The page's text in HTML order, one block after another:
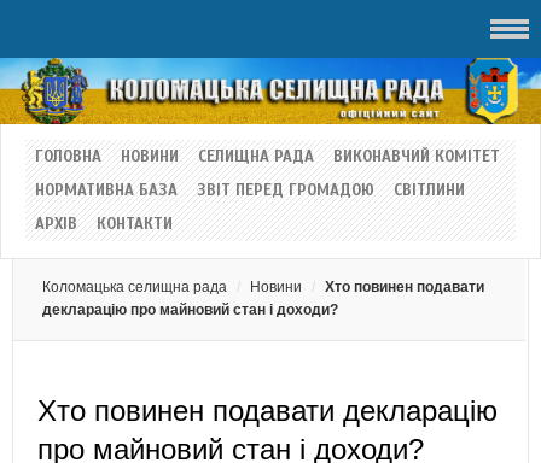
ГОЛОВНА НОВИНИ СЕЛИЩНА РАДА
ВИКОНАВЧИЙ КОМІТЕТ
НОРМАТИВНА БАЗА
ЗВІТ ПЕРЕД ГРОМАДОЮ
СВІТЛИНИ
АРХІВ
КОНТАКТИ
Коломацька селищна рада Новини
Хто повинен подавати
декларацію про майновий стан і доходи?
Хто повинен подавати декларацію
про майновий стан і доходи?